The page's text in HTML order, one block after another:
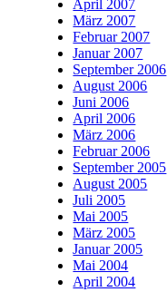
April 2007
März 2007
Februar 2007
Januar 2007
September 2006
August 2006
Juni 2006
April 2006
März 2006
Februar 2006
September 2005
August 2005
Juli 2005
Mai 2005
März 2005
Januar 2005
Mai 2004
April 2004